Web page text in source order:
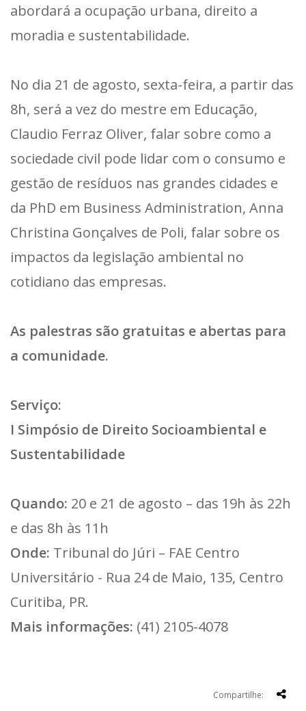
abordará a ocupação urbana, direito a
moradia e sustentabilidade.
No dia 21 de agosto, sexta-feira, a partir das
8h, será a vez do mestre em Educação,
Claudio Ferraz Oliver, falar sobre como a
sociedade civil pode lidar com o consumo e
gestão de resíduos nas grandes cidades e
da PhD em Business Administration, Anna
Christina Gonçalves de Poli, falar sobre os
impactos da legislação ambiental no
cotidiano das empresas.
As palestras são gratuitas e abertas para
a comunidade.
Serviço:
I Simpósio de Direito Socioambiental e
Sustentabilidade
Quando: 20 e 21 de agosto – das 19h às 22h
e das 8h às 11h
Onde: Tribunal do Júri – FAE Centro
Universitário - Rua 24 de Maio, 135, Centro
Curitiba, PR.
Mais informações: (41) 2105-4078
Compartilhe: